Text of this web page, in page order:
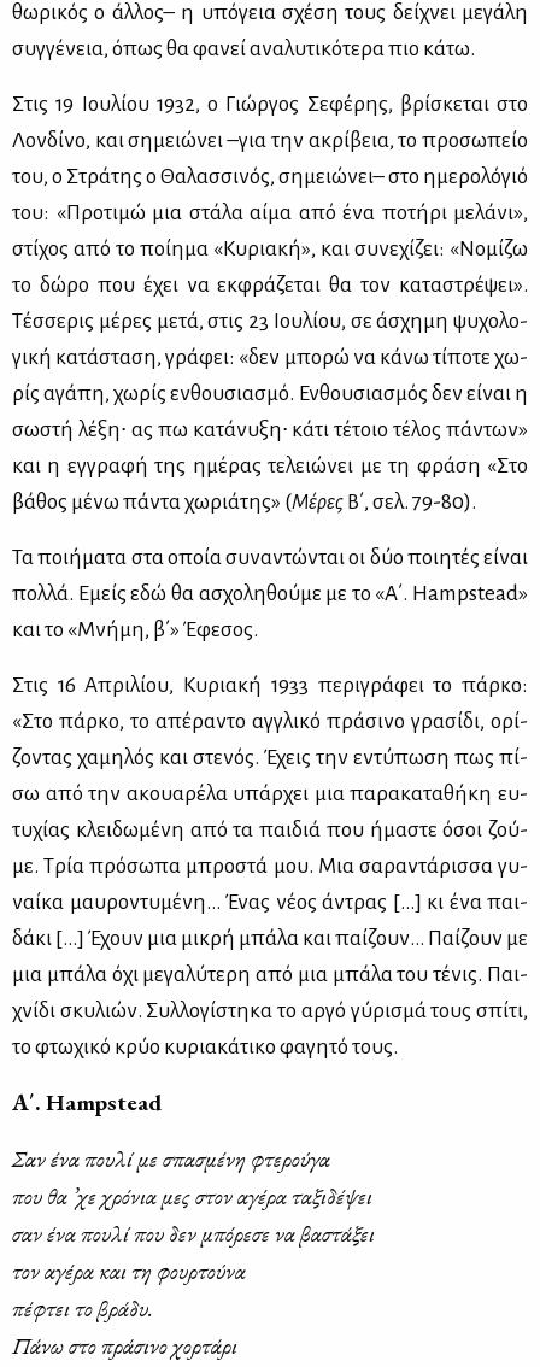
θω­ρι­κός ο άλ­λος– η υπό­γεια σχέ­ση τους δεί­χνει με­γά­λη
συγ­γέ­νεια, όπως θα φα­νεί ανα­λυ­τι­κό­τε­ρα πιο κά­τω.
Στις 19 Ιου­λί­ου 1932, ο Γιώρ­γος Σε­φέ­ρης, βρί­σκε­ται στο
Λον­δί­νο, και ση­μειώ­νει –για την ακρί­βεια, το προ­σω­πείο
του, ο Στρά­της ο Θα­λασ­σι­νός, ση­μειώ­νει– στο ημε­ρο­λό­γιό
του: «Προ­τι­μώ μια στά­λα αί­μα από ένα πο­τή­ρι με­λά­νι»,
στί­χος από το ποί­η­μα «Κυ­ρια­κή», και συ­νε­χί­ζει: «Νο­μί­ζω
το δώ­ρο που έχει να εκ­φρά­ζε­ται θα τον κα­τα­στρέ­ψει».
Τέσ­σε­ρις μέ­ρες με­τά, στις 23 Ιου­λί­ου, σε άσχη­μη ψυ­χο­λο­
γι­κή κα­τά­στα­ση, γρά­φει: «δεν μπο­ρώ να κά­νω τί­πο­τε χω­
ρίς αγά­πη, χω­ρίς εν­θου­σια­σμό. Εν­θου­σια­σμός δεν εί­ναι η
σω­στή λέ­ξη∙ ας πω κα­τά­νυ­ξη∙ κά­τι τέ­τοιο τέ­λος πά­ντων»
και η εγ­γρα­φή της ημέ­ρας τε­λειώ­νει με τη φρά­ση «Στο
βά­θος μέ­νω πά­ντα χω­ριά­της» (Μέ­ρες Β΄, σελ. 79-80).
Τα ποι­ή­μα­τα στα οποία συ­να­ντώ­νται οι δύο ποι­η­τές εί­ναι
πολ­λά. Εμείς εδώ θα ασχο­λη­θού­με με το «Α΄. Hampstead»
και το «Μνή­μη, β΄» Έφε­σος.
Στις 16 Απρι­λί­ου, Κυ­ρια­κή 1933 πε­ρι­γρά­φει το πάρ­κο:
«Στο πάρ­κο, το απέ­ρα­ντο αγ­γλι­κό πρά­σι­νο γρα­σί­δι, ορί­
ζο­ντας χα­μη­λός και στε­νός. Έχεις την εντύ­πω­ση πως πί­
σω από την ακουα­ρέ­λα υπάρ­χει μια πα­ρα­κα­τα­θή­κη ευ­
τυ­χί­ας κλει­δω­μέ­νη από τα παι­διά που ήμα­στε όσοι ζού­
με. Τρία πρό­σω­πα μπρο­στά μου. Μια σα­ρα­ντά­ρισ­σα γυ­
ναί­κα μαυ­ρο­ντυ­μέ­νη… Ένας νέ­ος άντρας [...] κι ένα παι­
δά­κι [...] Έχουν μια μι­κρή μπά­λα και παί­ζουν… Παί­ζουν με
μια μπά­λα όχι με­γα­λύ­τε­ρη από μια μπά­λα του τέ­νις. Παι­
χνί­δι σκυ­λιών. Συλ­λο­γί­στη­κα το αρ­γό γύ­ρι­σμά τους σπί­τι,
το φτω­χι­κό κρύο κυ­ρια­κά­τι­κο φα­γη­τό τους.
Α΄. Hampstead
Σαν ένα που­λί με σπα­σμέ­νη φτε­ρού­γα
που θα ’χε χρό­νια μες στον αγέ­ρα τα­ξι­δέ­ψει
σαν ένα που­λί που δεν μπό­ρε­σε να βα­στά­ξει
τον αγέ­ρα και τη φουρ­τού­να
πέ­φτει το βρά­δυ.
Πά­νω στο πρά­σι­νο χορ­τά­ρι